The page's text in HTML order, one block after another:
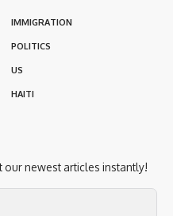
IMMIGRATION
POLITICS
US
HAITI
newest articles instantly!